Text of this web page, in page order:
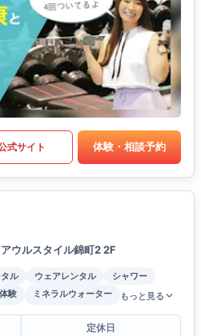
式サイト 体験・相談予約
ウルスタイル錦町2 2F
ル ウェアレンタル
シャワー
験 ミネラルウォーター もっと見る
定休日